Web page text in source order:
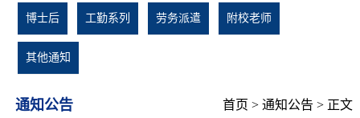
博士后 工勤系列 劳务派遣 附校老师
其他通知
通知公告 首页 >通知公告 > 正文